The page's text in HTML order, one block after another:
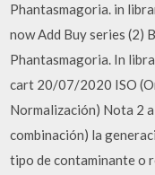
Phantasmagoria. in
now Add Buy series (2)
Phantasmagoria. In
cart 20/07/2020 ISO
Normalización) Nota 2
combinación) la
tipo de contaminante o